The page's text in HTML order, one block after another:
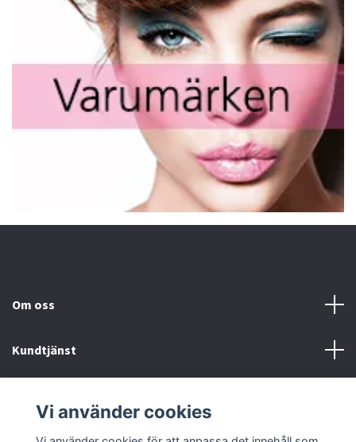
Om oss
Kundtjänst
Vi använder cookies